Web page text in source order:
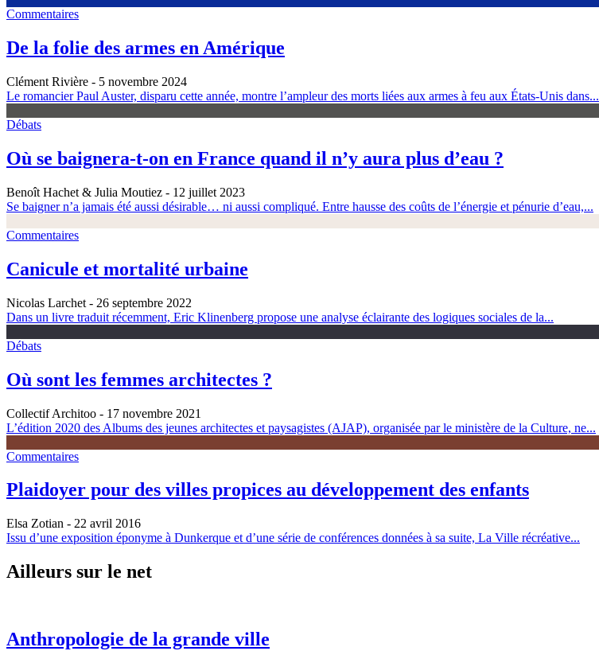
Commentaires
De la folie des armes en Amérique
Clément Rivière - 5 novembre 2024
Le romancier Paul Auster, disparu cette année, montre l’ampleur des morts liées aux armes à feu aux États-Unis dans...
Débats
Où se baignera-t-on en France quand il n’y aura plus d’eau ?
Benoît Hachet & Julia Moutiez - 12 juillet 2023
Se baigner n’a jamais été aussi désirable… ni aussi compliqué. Entre hausse des coûts de l’énergie et pénurie d’eau,...
Commentaires
Canicule et mortalité urbaine
Nicolas Larchet - 26 septembre 2022
Dans un livre traduit récemment, Eric Klinenberg propose une analyse éclairante des logiques sociales de la...
Débats
Où sont les femmes architectes ?
Collectif Architoo - 17 novembre 2021
L’édition 2020 des Albums des jeunes architectes et paysagistes (AJAP), organisée par le ministère de la Culture, ne...
Commentaires
Plaidoyer pour des villes propices au développement des enfants
Elsa Zotian - 22 avril 2016
Issu d’une exposition éponyme à Dunkerque et d’une série de conférences données à sa suite, La Ville récréative...
Ailleurs sur le net
Anthropologie de la grande ville